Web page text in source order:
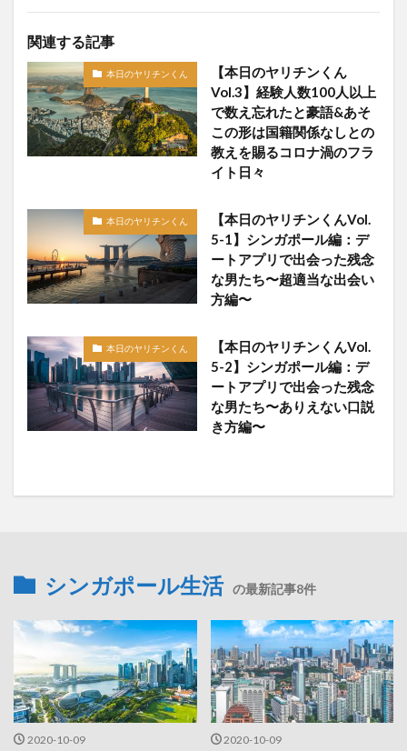
関連する記事
本日のヤリチンくん
【本日のヤリチンくん
Vol.3】経験人数100人以上
で数え忘れたと豪語&あそ
この形は国籍関係なしとの
教えを賜るコロナ渦のフラ
イト日々
本日のヤリチンくん
【本日のヤリチンくんVol.
5-1】シンガポール編：デ
ートアプリで出会った残念
な男たち〜超適当な出会い
方編〜
本日のヤリチンくん
【本日のヤリチンくんVol.
5-2】シンガポール編：デ
ートアプリで出会った残念
な男たち〜ありえない口説
き方編〜
シンガポール生活 の最新記事8件
2020-10-09 2020-10-09